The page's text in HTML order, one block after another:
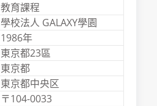
教育課程
學校法人 GALAXY學園
1986年
東京都23區
東京都
東京都中央区
〒104-0033